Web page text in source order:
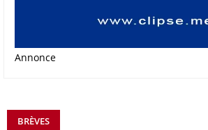
Annonce
BRÈVES